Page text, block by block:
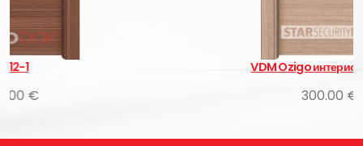
VDM Ozigo интериорни врати